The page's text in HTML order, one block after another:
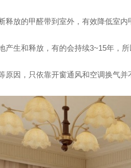
释放的甲醛带到室外，有效降低室内
产生和释放，有的会持续3~15年，
原因，只依靠开窗通风和空调换气并